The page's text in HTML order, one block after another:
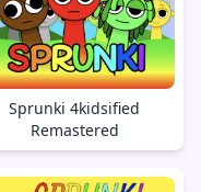
Sprunki 4kidsified
Remastered